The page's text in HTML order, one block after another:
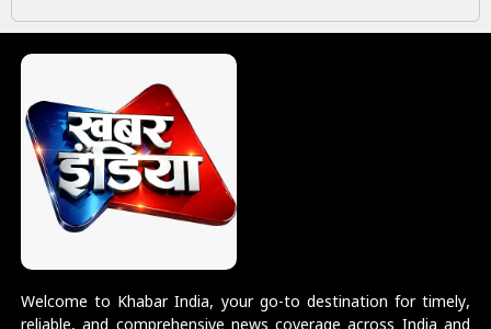
Welcome to Khabar India, your go-to destination for timely,